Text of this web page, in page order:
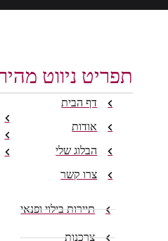
תפריט ניווט
דף הבית
אודות
הבלוג שלי
צרו קשר
תיירות בילוי ופנאי
צרכנות